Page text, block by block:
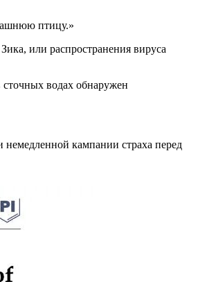
птицу.»
или распространения вируса
водах обнаружен
немедленной кампании страха перед